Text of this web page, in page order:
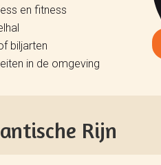
en fitness
biljarten
in de omgeving
Rijn